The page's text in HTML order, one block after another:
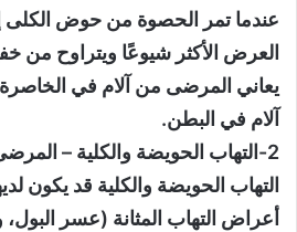
عندما تمر الحصوة من حوض الكلى
العرض الأكثر شيوعًا ويتراوح من
يعاني المرضى من آلام في الخاصرة
آلام في البطن.
2-التهاب الحويضة والكلية –
التهاب الحويضة والكلية قد يكون
أعراض التهاب المثانة (عسر البول،